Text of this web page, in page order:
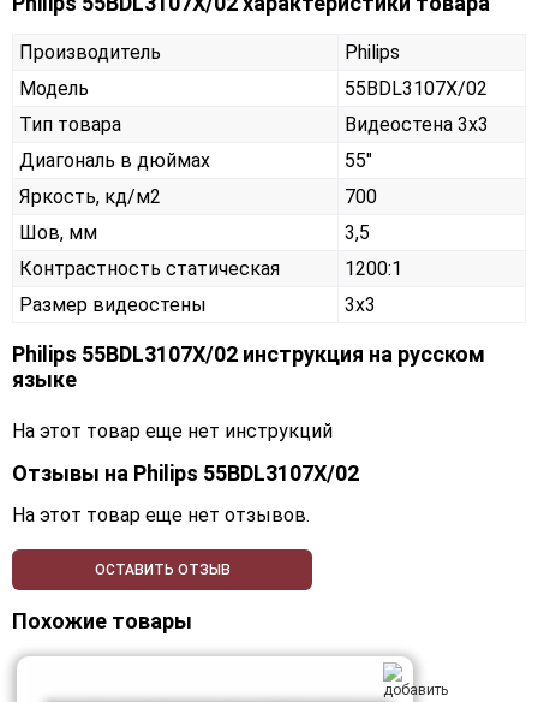
Производитель
Philips
Модель
55BDL3107X/02
Тип товара
Видеостена 3х3
Диагональ в дюймах
55"
Яркость, кд/м2
700
Шов, мм
3,5
Контрастность статическая
1200:1
Размер видеостены
3x3
Philips 55BDL3107X/02 инструкция на русском
языке
На этот товар еще нет инструкций
Отзывы на Philips 55BDL3107X/02
На этот товар еще нет отзывов.
ОСТАВИТЬ ОТЗЫВ
Похожие товары